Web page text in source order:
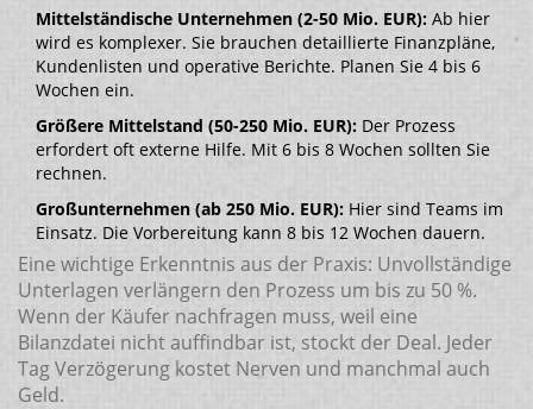
Mittelständische Unternehmen (2-50 Mio. EUR): Ab hier
wird es komplexer. Sie brauchen detaillierte Finanzpläne,
Kundenlisten und operative Berichte. Planen Sie 4 bis 6
Wochen ein.
Größere Mittelstand (50-250 Mio. EUR): Der Prozess
erfordert oft externe Hilfe. Mit 6 bis 8 Wochen sollten Sie
rechnen.
Großunternehmen (ab 250 Mio. EUR): Hier sind Teams im
Einsatz. Die Vorbereitung kann 8 bis 12 Wochen dauern.
Eine wichtige Erkenntnis aus der Praxis: Unvollständige
Unterlagen verlängern den Prozess um bis zu 50 %.
Wenn der Käufer nachfragen muss, weil eine
Bilanzdatei nicht auffindbar ist, stockt der Deal. Jeder
Tag Verzögerung kostet Nerven und manchmal auch
Geld.